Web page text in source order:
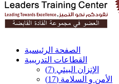
الصفحة الرئيسية
القطاعات التدريبية
الإتزان البيئي (7)
الأمن و السلامة (17)